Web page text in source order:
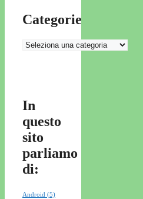
Categorie
Categorie
In
questo
sito
parliamo
di:
Android (5)